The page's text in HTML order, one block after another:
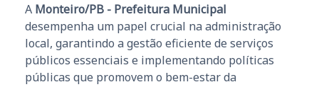
A Monteiro/PB - Prefeitura Municipal
desempenha um papel crucial na administração
local, garantindo a gestão eficiente de serviços
públicos essenciais e implementando políticas
públicas que promovem o bem-estar da